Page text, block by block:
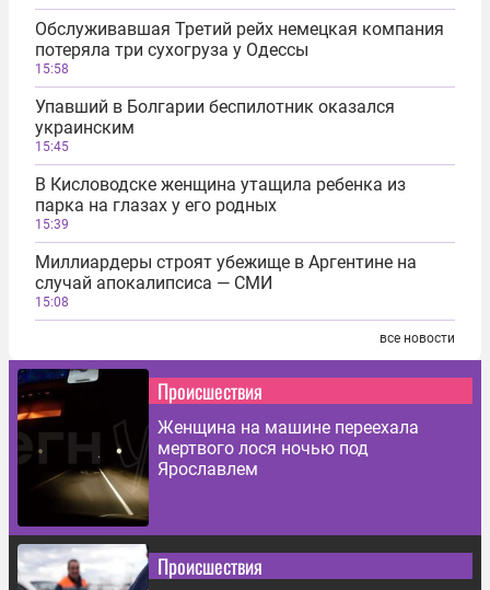
Обслуживавшая Третий рейх немецкая компания
потеряла три сухогруза у Одессы
15:58
Упавший в Болгарии беспилотник оказался
украинским
15:45
В Кисловодске женщина утащила ребенка из
парка на глазах у его родных
15:39
Миллиардеры строят убежище в Аргентине на
случай апокалипсиса — СМИ
15:08
все новости
Происшествия
Женщина на машине переехала
мертвого лося ночью под
Ярославлем
Происшествия